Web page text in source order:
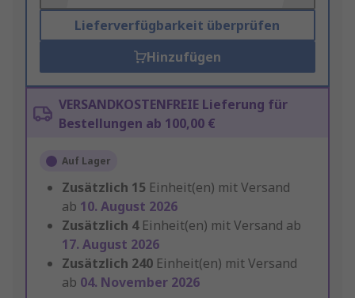
Lieferverfügbarkeit überprüfen
Hinzufügen
VERSANDKOSTENFREIE Lieferung für
Bestellungen ab 100,00 €
Auf Lager
Zusätzlich 15 Einheit(en) mit Versand
ab 10. August 2026
Zusätzlich 4 Einheit(en) mit Versand ab
17. August 2026
Zusätzlich 240 Einheit(en) mit Versand
ab 04. November 2026